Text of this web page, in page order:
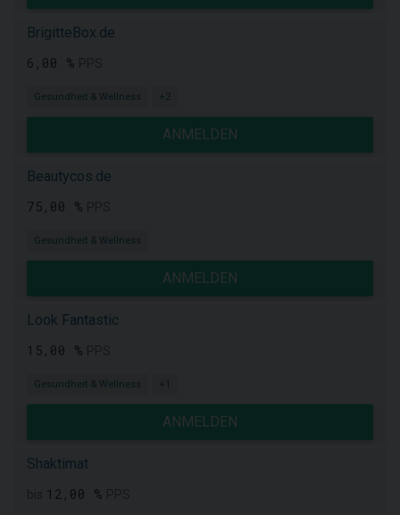
BrigitteBox.de
6,00 %
Gesundheit & Wellness +2
ANMELDEN
Beautycos.de
75,00 %
Gesundheit & Wellness
ANMELDEN
Look Fantastic
15,00 %
Gesundheit & Wellness +1
ANMELDEN
Shaktimat
12,00 %